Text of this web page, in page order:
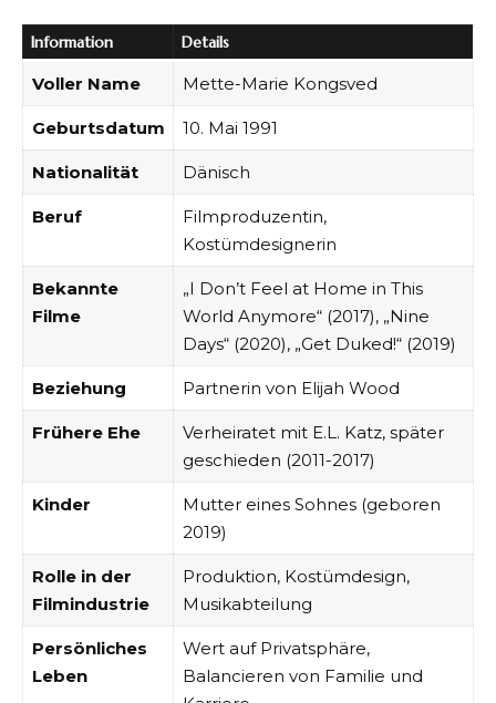
Information Details
Voller Name Mette-Marie Kongsved
Geburtsdatum 10. Mai 1991
Nationalität Dänisch
Beruf
Filmproduzentin,
Kostümdesignerin
Bekannte
Filme
„I Don’t Feel at Home in This
World Anymore“ (2017), „Nine
Days“ (2020), „Get Duked!“ (2019)
Beziehung Partnerin von Elijah Wood
Frühere Ehe
Verheiratet mit E.L. Katz, später
geschieden (2011-2017)
Kinder
Mutter eines Sohnes (geboren
2019)
Rolle in der
Filmindustrie
Produktion, Kostümdesign,
Musikabteilung
Persönliches
Leben
Wert auf Privatsphäre,
Balancieren von Familie und